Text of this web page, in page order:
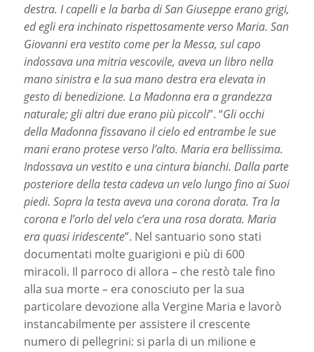
destra. I capelli e la barba di San Giuseppe erano grigi,
ed egli era inchinato rispettosamente verso Maria. San
Giovanni era vestito come per la Messa, sul capo
indossava una mitria vescovile, aveva un libro nella
mano sinistra e la sua mano destra era elevata in
gesto di benedizione. La Madonna era a grandezza
naturale; gli altri due erano più piccoli”. “Gli occhi
della Madonna fissavano il cielo ed entrambe le sue
mani erano protese verso l’alto. Maria era bellissima.
Indossava un vestito e una cintura bianchi. Dalla parte
posteriore della testa cadeva un velo lungo fino ai Suoi
piedi. Sopra la testa aveva una corona dorata. Tra la
corona e l’orlo del velo c’era una rosa dorata. Maria
era quasi iridescente”. Nel santuario sono stati
documentati molte guarigioni e più di 600
miracoli. Il parroco di allora – che restò tale fino
alla sua morte – era conosciuto per la sua
particolare devozione alla Vergine Maria e lavorò
instancabilmente per assistere il crescente
numero di pellegrini: si parla di un milione e